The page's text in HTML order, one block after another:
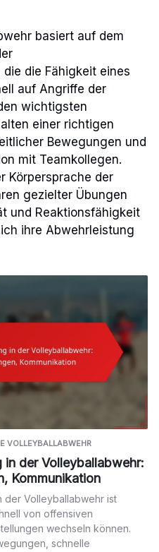
basiert auf dem
die Fähigkeit eines
auf Angriffe der
wichtigsten
einer richtigen
Bewegungen und
mit Teamkollegen.
Körpersprache der
gezielter Übungen
und Reaktionsfähigkeit
ihre Abwehrleistung
VOLLEYBALLABWEHR
der Volleyballabwehr:
Kommunikation
der Volleyballabwehr ist
von offensiven
wechseln können.
schnelle